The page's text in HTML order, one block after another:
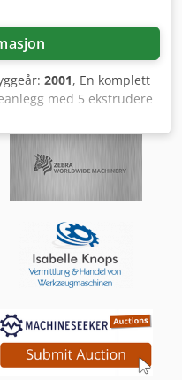
2001, En komplett
med 5 ekstrudere
Totale anleggsmål
Kiefel Worms FSBK 500
foliebreddeområde: 700
2000 mm,
120 m/min,
2000 mm, folie
maks. rull diameter:
hylse indre diameter:
Worms 70.29D,
ekstruder
skrue: 3-soners
4) Sentralt plassert